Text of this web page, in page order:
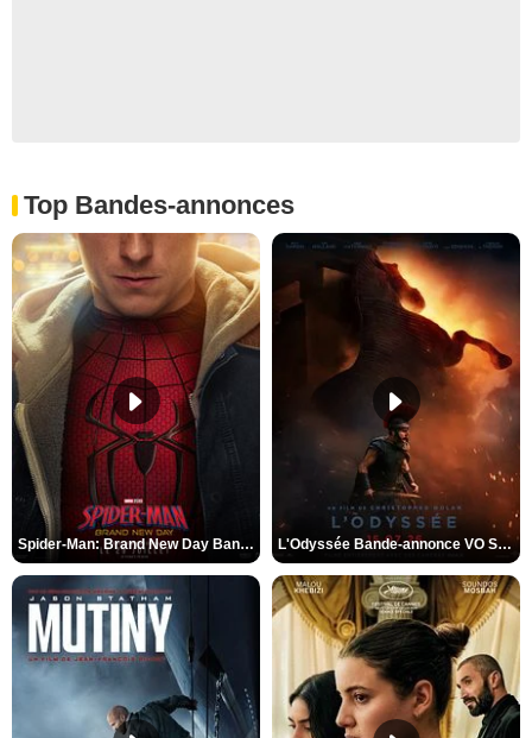
Top Bandes-annonces
Spider-Man: Brand New Day Bande-annonce VO STFR L'Odyssée Bande-annonce VO STFR